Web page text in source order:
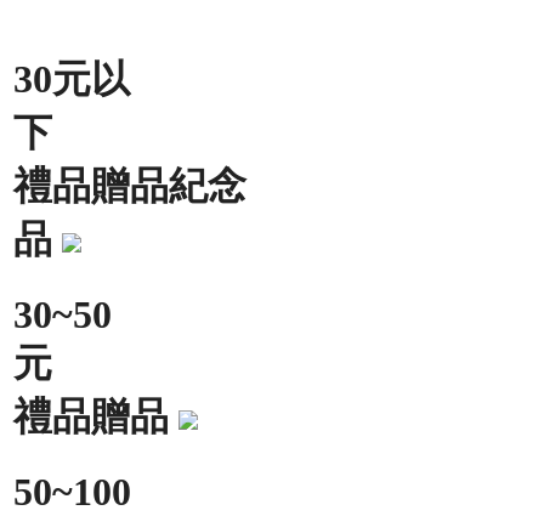
30元以
下
禮品贈品紀念
品
30~50
元
禮品贈品
50~100